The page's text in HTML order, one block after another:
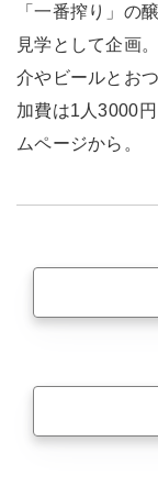
「一番搾り」の
見学として企画
介やビールとお
加費は1人3000
ムページから。